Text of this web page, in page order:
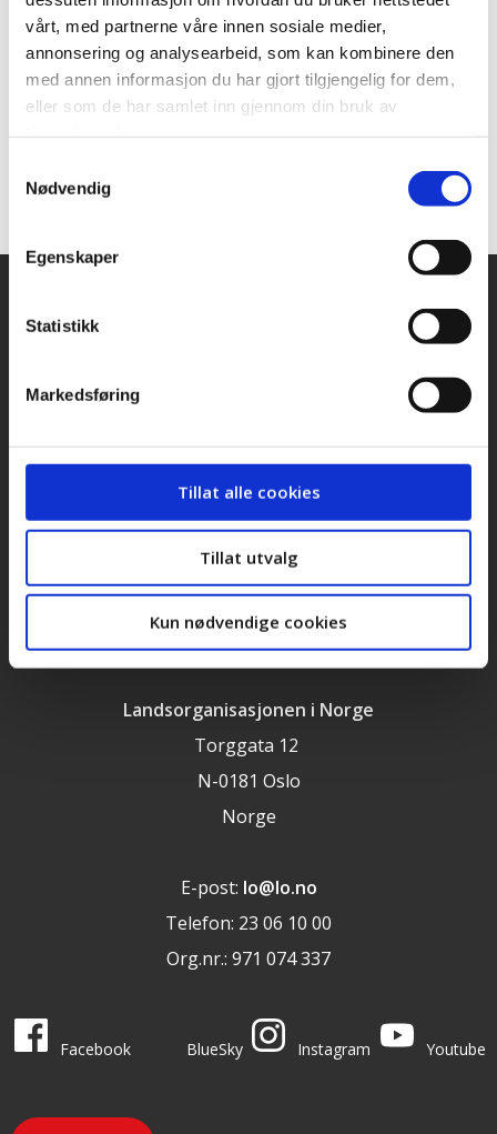
vårt, med partnerne våre innen sosiale medier,
annonsering og analysearbeid, som kan kombinere den
med annen informasjon du har gjort tilgjengelig for dem,
eller som de har samlet inn gjennom din bruk av
Nødvendig
Egenskaper
Statistikk
Markedsføring
Tillat alle cookies
Tillat utvalg
Kun nødvendige cookies
FRP Venstre
Landsorganisasjonen i Norge
Torggata 12
N-0181 Oslo
Norge
E-post: lo@lo.no
Telefon: 23 06 10 00
Org.nr.: 971 074 337
Snarveier
Kontakt oss
Stilling ledig
Personvernerklæring
LOs handlingsprogram og uttalelser 2025
LO i sosiale medier
Facebook
BlueSky
Instagram
Youtube